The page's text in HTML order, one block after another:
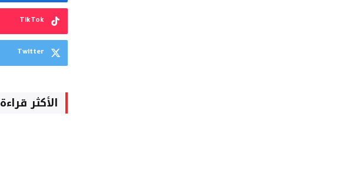
TikTok
Twitter
الأكثر قراءة